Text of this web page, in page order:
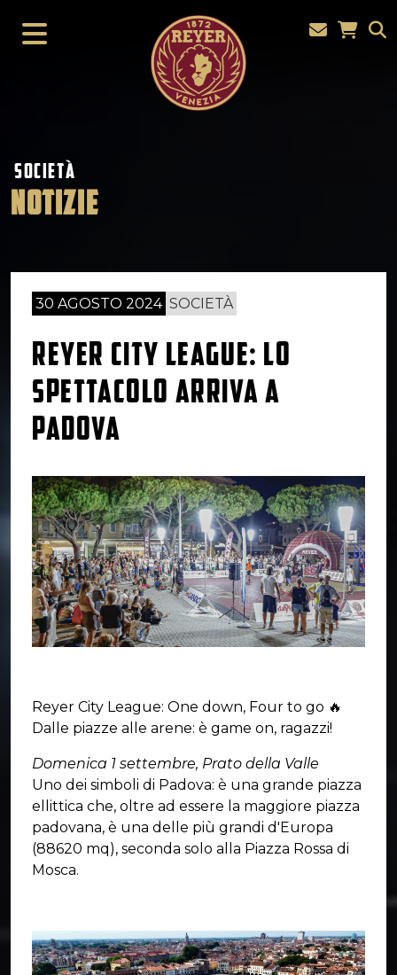
SOCIETÀ
NOTIZIE
30 AGOSTO 2024 SOCIETÀ
REYER CITY LEAGUE: LO
SPETTACOLO ARRIVA A
PADOVA
Reyer City League: One down, Four to go 🔥
Dalle piazze alle arene: è game on, ragazzi!
Domenica 1 settembre, Prato della Valle
Uno dei simboli di Padova: è una grande piazza
ellittica che, oltre ad essere la maggiore piazza
padovana, è una delle più grandi d'Europa
(88620 mq), seconda solo alla Piazza Rossa di
Mosca.